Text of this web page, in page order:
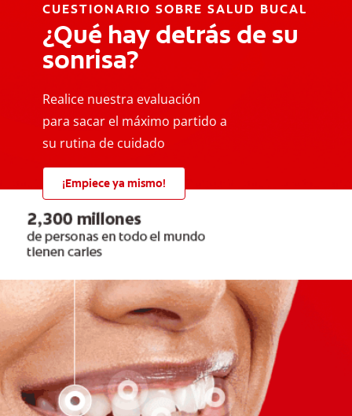
CUESTIONARIO SOBRE SALUD BUCAL
¿Qué hay detrás de su
sonrisa?
Realice nuestra evaluación
para sacar el máximo partido a
su rutina de cuidado
¡Empiece ya mismo!